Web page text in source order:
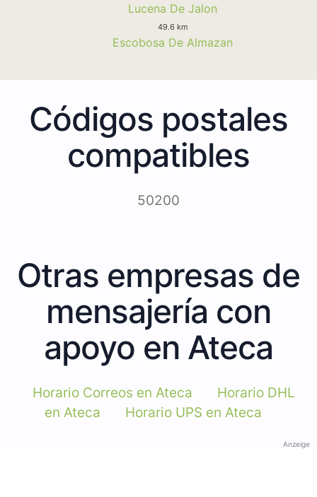
Lucena De Jalon
49.6 km
Escobosa De Almazan
Códigos postales
compatibles
50200
Otras empresas de
mensajería con
apoyo en Ateca
Horario Correos en Ateca
Horario DHL
en Ateca
Horario UPS en Ateca
Anzeige